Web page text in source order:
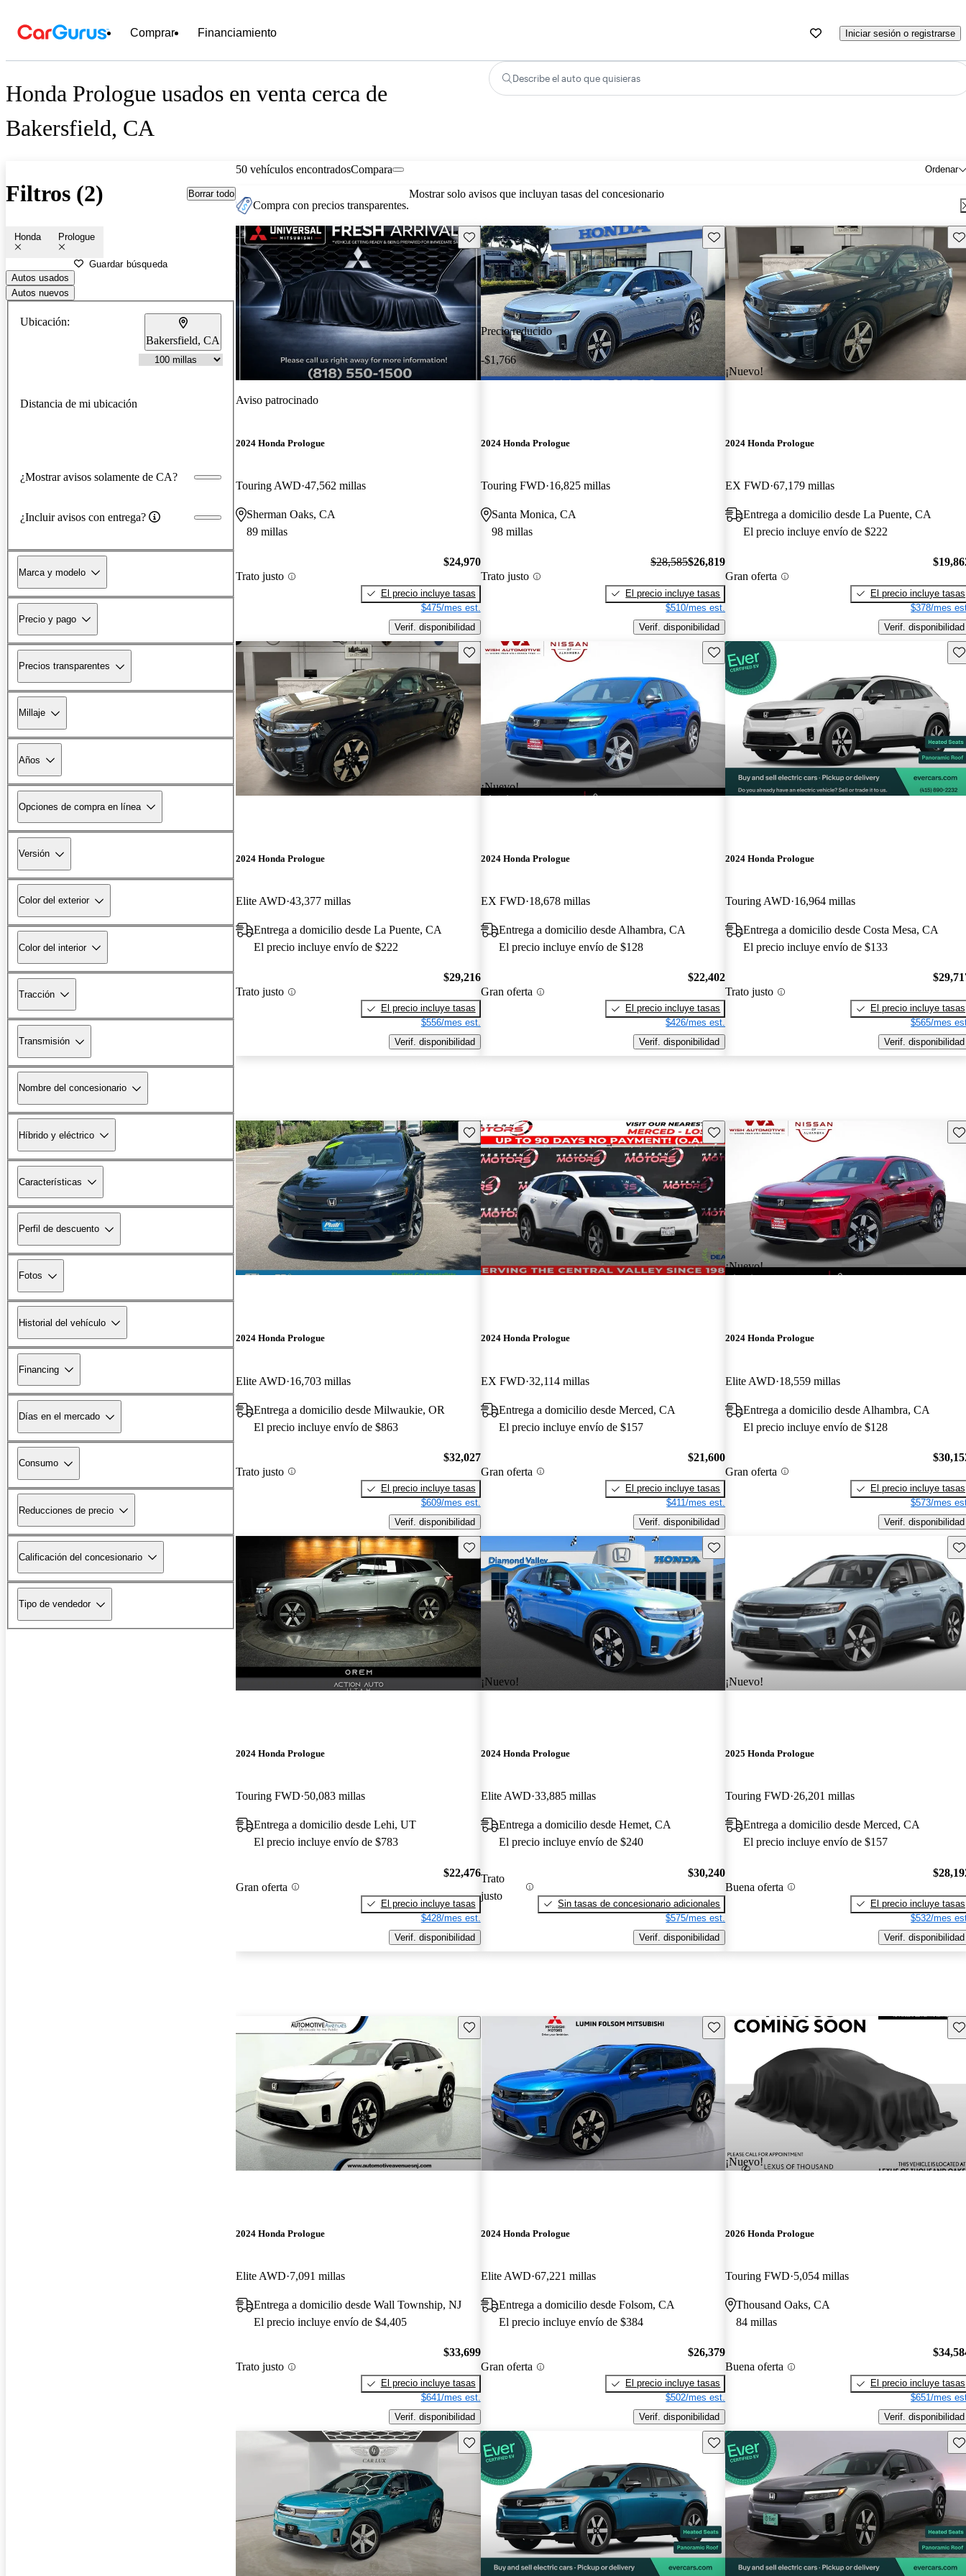
Comprar Financiamiento Iniciar sesión o registrarse
Honda Prologue usados en venta cerca de
Bakersfield, CA
Describe el auto que quisieras
Filtros (2) Borrar todo
Honda Prologue
Guardar búsqueda
Autos usados
Autos nuevos
Ubicación:
Bakersfield, CA
Distancia de mi ubicación
¿Mostrar avisos solamente de CA?
¿Incluir avisos con entrega?
Marca y modelo
Precio y pago
Precios transparentes
Millaje
Años
Opciones de compra en línea
Versión
Color del exterior
Color del interior
Tracción
Transmisión
Nombre del concesionario
Híbrido y eléctrico
Características
Perfil de descuento
Fotos
Historial del vehículo
Financing
Días en el mercado
Consumo
Reducciones de precio
Calificación del concesionario
Tipo de vendedor
50 vehículos encontrados Ordenar
Compara
Compra con precios transparentes.
Mostrar solo avisos que incluyan tasas del concesionario
Guarda este Aviso
Aviso patrocinado
2024 Honda Prologue
Touring AWD 47,562 millas
Sherman Oaks, CA
89 millas
Trato justo
$24,970
El precio incluye tasas
$475/mes est.
Verif. disponibilidad
Precio reducido
-$1,766
Guarda este Aviso
2024 Honda Prologue
Touring FWD 16,825 millas
Santa Monica, CA
98 millas
Trato justo
$28,585$26,819
El precio incluye tasas
$510/mes est.
Verif. disponibilidad
¡Nuevo!
2024 Honda Prologue
EX FWD 67,179 millas
Entrega a domicilio desde La Puente, CA
El precio incluye envío de $222
Gran oferta
El precio incluye tasas
$378/mes
Verif. disponibilidad
Guarda este Aviso
2024 Honda Prologue
Elite AWD 43,377 millas
Entrega a domicilio desde La Puente, CA
El precio incluye envío de $222
Trato justo
$29,216
El precio incluye tasas
$556/mes est.
Verif. disponibilidad
¡Nuevo!
Guarda este Aviso
2024 Honda Prologue
EX FWD 18,678 millas
Entrega a domicilio desde Alhambra, CA
El precio incluye envío de $128
Gran oferta
$22,402
El precio incluye tasas
$426/mes est.
Verif. disponibilidad
2024 Honda Prologue
Touring AWD 16,964 millas
Entrega a domicilio desde Costa Mesa, CA
El precio incluye envío de $133
Trato justo
El precio incluye tasas
$565/mes
Verif. disponibilidad
Guarda este Aviso
2024 Honda Prologue
Elite AWD 16,703 millas
Entrega a domicilio desde Milwaukie, OR
El precio incluye envío de $863
Trato justo
$32,027
El precio incluye tasas
$609/mes est.
Verif. disponibilidad
Guarda este Aviso
2024 Honda Prologue
EX FWD 32,114 millas
Entrega a domicilio desde Merced, CA
El precio incluye envío de $157
Gran oferta
$21,600
El precio incluye tasas
$411/mes est.
Verif. disponibilidad
¡Nuevo!
2024 Honda Prologue
Elite AWD 18,559 millas
Entrega a domicilio desde Alhambra, CA
El precio incluye envío de $128
Gran oferta
El precio incluye tasas
$573/mes
Verif. disponibilidad
Guarda este Aviso
2024 Honda Prologue
Touring FWD 50,083 millas
Entrega a domicilio desde Lehi, UT
El precio incluye envío de $783
Gran oferta
$22,476
El precio incluye tasas
$428/mes est.
Verif. disponibilidad
¡Nuevo!
Guarda este Aviso
2024 Honda Prologue
Elite AWD 33,885 millas
Entrega a domicilio desde Hemet, CA
El precio incluye envío de $240
Trato
justo
$30,240
Sin tasas de concesionario adicionales
$575/mes est.
Verif. disponibilidad
¡Nuevo!
2025 Honda Prologue
Touring FWD 26,201 millas
Entrega a domicilio desde Merced, CA
El precio incluye envío de $157
Buena oferta
El precio incluye tasas
$532/mes
Verif. disponibilidad
Guarda este Aviso
2024 Honda Prologue
Elite AWD 7,091 millas
Entrega a domicilio desde Wall Township, NJ
El precio incluye envío de $4,405
Trato justo
$33,699
El precio incluye tasas
$641/mes est.
Verif. disponibilidad
Guarda este Aviso
2024 Honda Prologue
Elite AWD 67,221 millas
Entrega a domicilio desde Folsom, CA
El precio incluye envío de $384
Gran oferta
$26,379
El precio incluye tasas
$502/mes est.
Verif. disponibilidad
¡Nuevo!
2026 Honda Prologue
Touring FWD 5,054 millas
Thousand Oaks, CA
84 millas
Buena oferta
El precio incluye tasas
$651/mes
Verif. disponibilidad
Guarda este Aviso Guarda este Aviso